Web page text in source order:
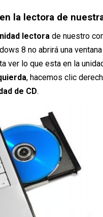
la lectora de
lectora de nuestro
8 no abrirá una
ver lo que esta en la
, hacemos clic
de CD.